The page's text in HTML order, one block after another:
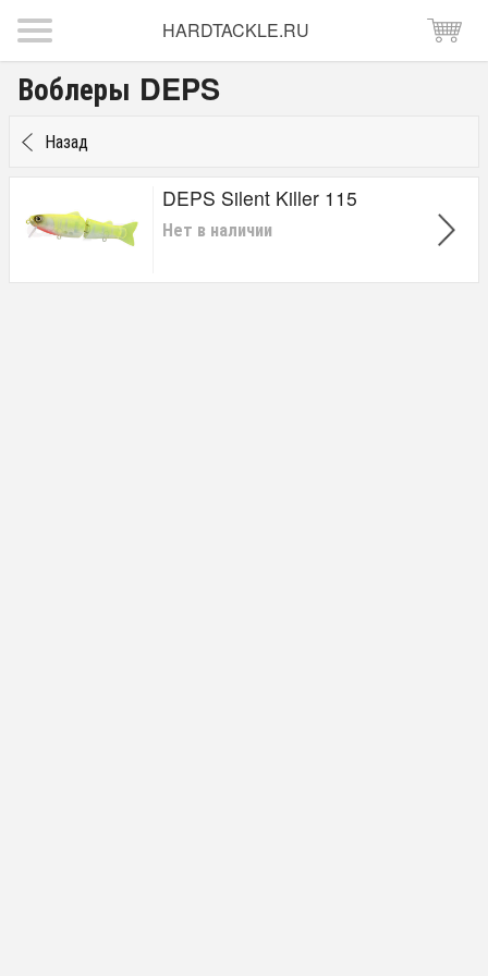
HARDTACKLE.RU
Воблеры DEPS
Назад
DEPS Silent Killer 115
Нет в наличии